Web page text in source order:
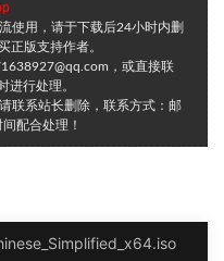
使用，请于下载后24小时内删
正版支持作者。
，或直接联
进行处理。
联系站长删除，联系方式：邮
配合处理！